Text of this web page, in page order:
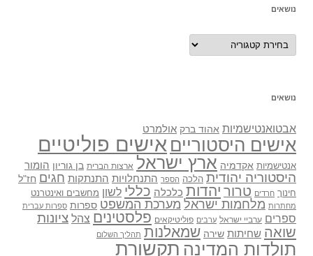
נושאים
נושאים
נושאים
אבטואנטישמיות אהוד ברק אולמרט
אישים היסטוריים אישים פוליטיים
אנטישמיות אקדמיה ארץ ישראל ארצות הברית בן גוריון הומור
היסטוריה יהודית הלכה הספר התנחלויות התנתקות חגים חז"ל
חינוך חרדים טרור יהדות כלכלה כללי לשון מחשבים ואינטרנט
מחתרות מלחמות ישראל מערכת המשפט ספרות ספרות עברית
ספרים ערביי ישראל ערבים פוליטיקאים פלסטינים צהל ציונות
שואה שחיתות שירה שמאלנות תהליך השלום
תולדות המדינה תקשורת